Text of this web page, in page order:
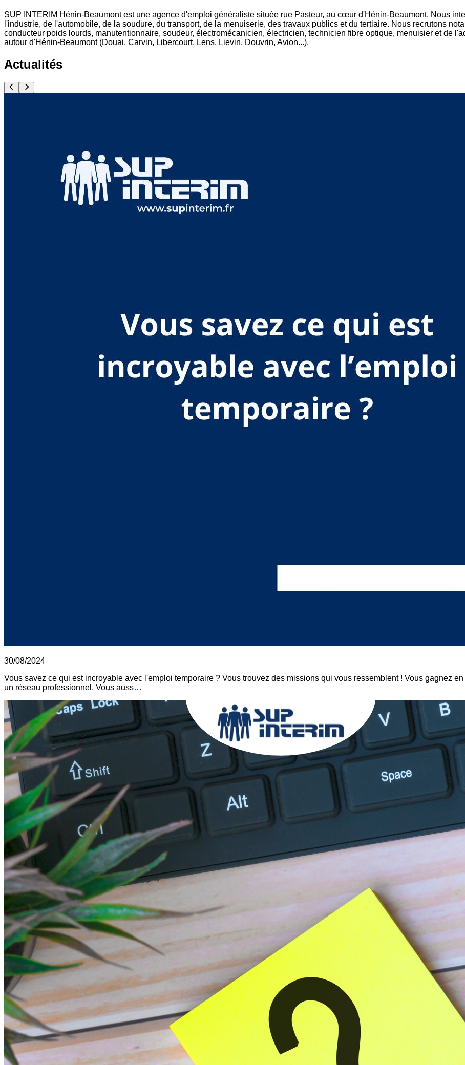
SUP INTERIM Hénin-Beaumont est une agence d'emploi généraliste située rue Pasteur, au cœur d'Hénin-Beaumont. Nous
l'industrie, de l'automobile, de la soudure, du transport, de la menuiserie, des travaux publics et du tertiaire. Nous recrutons
conducteur poids lourds, manutentionnaire, soudeur, électromécanicien, électricien, technicien fibre optique, menuisier et de
autour d'Hénin-Beaumont (Douai, Carvin, Libercourt, Lens, Lievin, Douvrin, Avion...).
Actualités
30/08/2024
Vous savez ce qui est incroyable avec l'emploi temporaire ? Vous trouvez des missions qui vous ressemblent ! Vous gagnez
un réseau professionnel. Vous auss…